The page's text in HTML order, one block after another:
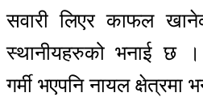
सवारी लिएर काफल
स्थानीयहरुको भनाई छ ।
गर्मी भएपनि नायल